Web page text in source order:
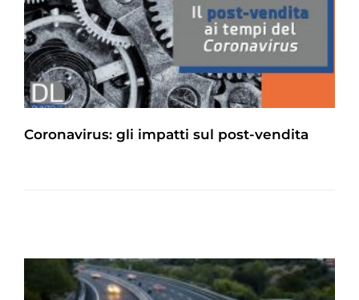
Coronavirus: gli impatti sul post-vendita